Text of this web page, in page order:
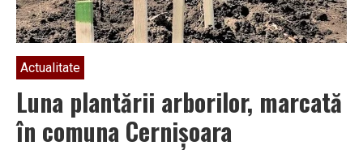
Actualitate
Luna plantării arborilor, marcată
în comuna Cernișoara